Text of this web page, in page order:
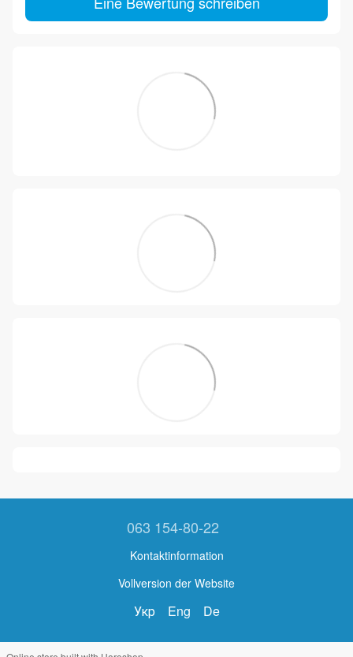
063 154-80-22
Kontaktinformation
Vollversion der Website
Укр Eng De